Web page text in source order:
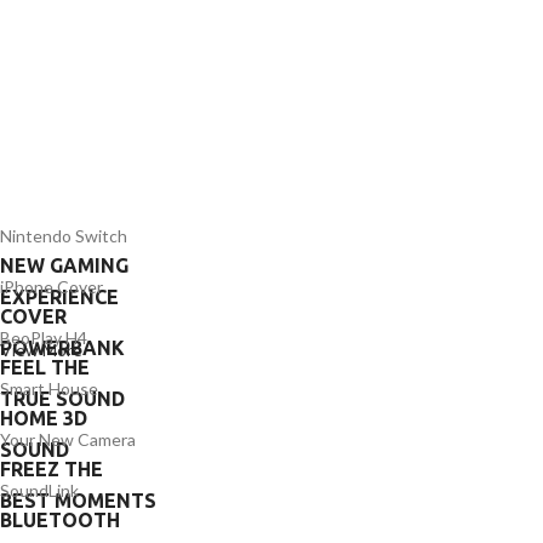
Nintendo Switch
NEW GAMING
EXPERIENCE
View More
iPhone Cover
COVER
POWERBANK
BeoPlay H4
FEEL THE
TRUE SOUND
Smart House
HOME 3D
SOUND
Your New Camera
FREEZ THE
BEST MOMENTS
SoundLink
BLUETOOTH